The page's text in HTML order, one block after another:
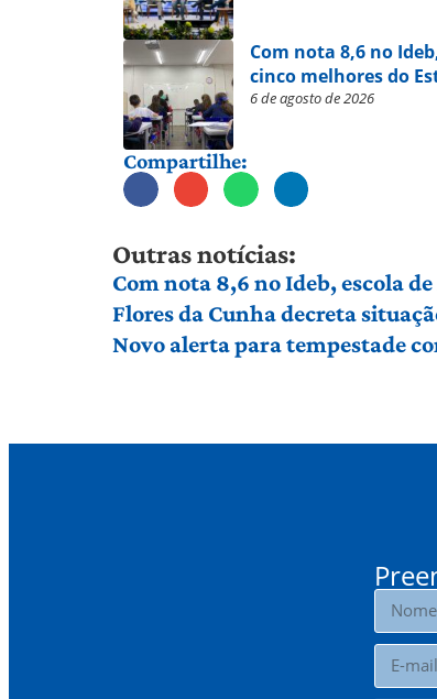
Com nota 8,6 no
cinco melhores do
6 de agosto de 2026
Compartilhe:
Outras notícias:
Com nota 8,6 no Ideb, escola
Flores da Cunha decreta
Novo alerta para tempestade